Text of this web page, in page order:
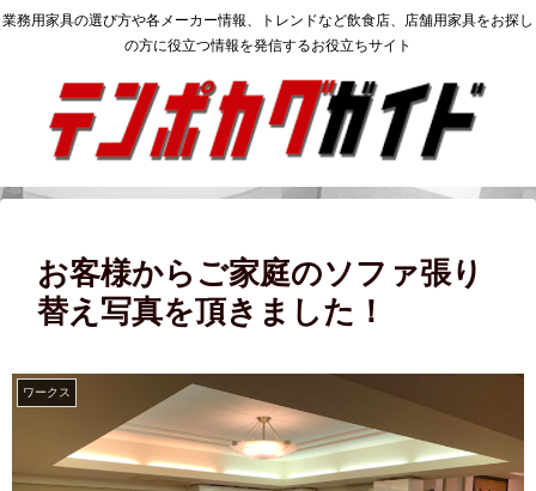
業務用家具の選び方や各メーカー情報、トレンドなど飲食店、店舗用家具をお探し
の方に役立つ情報を発信するお役立ちサイト
お客様からご家庭のソファ張り
替え写真を頂きました！
ワークス